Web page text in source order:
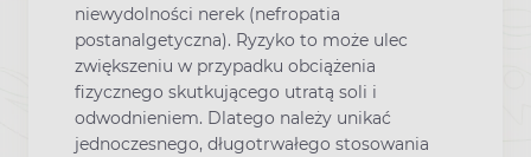
niewydolności nerek (nefropatia
postanalgetyczna). Ryzyko to może ulec
zwiększeniu w przypadku obciążenia
fizycznego skutkującego utratą soli i
odwodnieniem. Dlatego należy unikać
jednoczesnego, długotrwałego stosowania